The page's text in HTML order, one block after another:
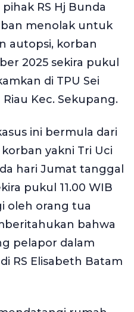
RS Hj Bunda
menolak untuk
autopsi, korban
2025 sekira pukul
di TPU Sei
Kec. Sekupang.
ini bermula dari
yakni Tri Uci
hari Jumat tanggal
pukul 11.00 WIB
oleh orang tua
bahwa
pelapor dalam
RS Elisabeth Batam